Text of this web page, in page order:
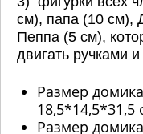
см), папа (10 см),
Пеппа (5 см),
двигать ручками
Размер
18,5*14,5*31,5
Размер